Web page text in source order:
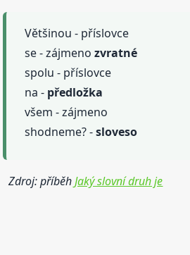
Většinou - příslovce
se - zájmenozvratné
spolu - příslovce
na - předložka
všem - zájmeno
shodneme? -sloveso
Zdroj: příběhJaký slovní druh je